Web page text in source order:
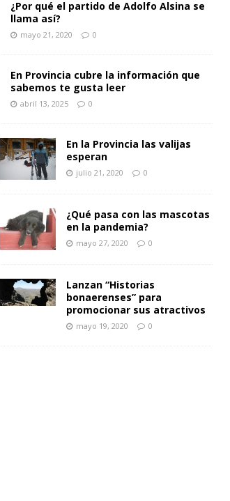
¿Por qué el partido de Adolfo Alsina se
llama así?
mayo 21, 2020 0
En Provincia cubre la información que
sabemos te gusta leer
abril 13, 2025 0
En la Provincia las valijas
esperan
julio 21, 2020 0
¿Qué pasa con las mascotas
en la pandemia?
mayo 27, 2020 0
Lanzan “Historias
bonaerenses” para
promocionar sus atractivos
mayo 19, 2020 0